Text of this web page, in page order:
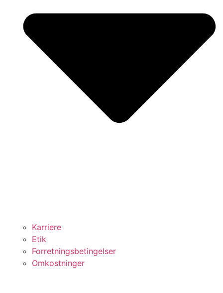
Karriere
Etik
Forretningsbetingelser
Omkostninger